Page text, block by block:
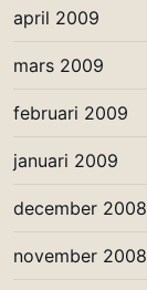
april 2009
mars 2009
februari 2009
januari 2009
december 2008
november 2008